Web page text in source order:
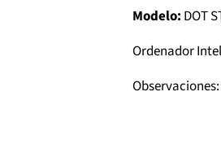
Modelo: DOT
Ordenador
Observaciones: